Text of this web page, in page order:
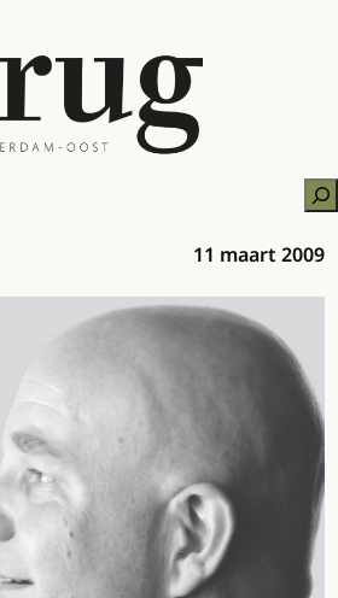
11 maart 2009